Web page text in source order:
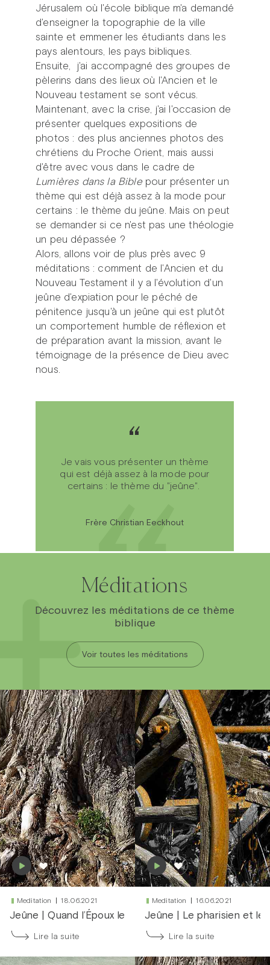
Jérusalem où l'école biblique m'a demandé
d'enseigner la topographie de la ville
sainte et emmener les étudiants dans les
pays alentours, les pays bibliques.
Ensuite, j'ai accompagné des groupes de
pèlerins dans des lieux où l'Ancien et le
Nouveau testament se sont vécus.
Maintenant, avec la crise, j'ai l'occasion de
présenter quelques expositions de
photos : des plus anciennes photos des
chrétiens du Proche Orient, mais aussi
d'être avec vous dans le cadre de
Lumières dans la Biblepour présenter un
thème qui est déjà assez à la mode pour
certains : le thème du jeûne. Mais on peut
se demander si ce n'est pas une théologie
un peu dépassée ?
Alors, allons voir de plus près avec 9
méditations : comment de l'Ancien et du
Nouveau Testament il y a l'évolution d'un
jeûne d'expiation pour le péché de
pénitence jusqu'à un jeûne qui est plutôt
un comportement humble de réflexion et
de préparation avant la mission, avant le
témoignage de la présence de Dieu avec
nous.
“
Je vais vous présenter un thème
qui est déjà assez à la mode pour
certains : le thème du "jeûne".
Frère Christian Eeckhout
“
Méditations
Découvrez les méditations de ce thème
biblique
Voir toutes les méditations
Meditation 18.06.2021
Jeûne Quand l’Époux leur sera enlevé
Lire la suite
Meditation 16.06.2021
Jeûne Le pharisien et le
Lire la suite